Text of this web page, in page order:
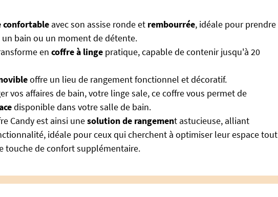
confortable avec son assise ronde et rembourrée, idéale pour prendre
un bain ou un moment de détente.
en coffre à linge pratique, capable de contenir jusqu'à 20
offre un lieu de rangement fonctionnel et décoratif.
vos affaires de bain, votre linge sale, ce coffre vous permet de
disponible dans votre salle de bain.
Candy est ainsi unesolution de rangement astucieuse, alliant
idéale pour ceux qui cherchent à optimiser leur espace tout
touche de confort supplémentaire.